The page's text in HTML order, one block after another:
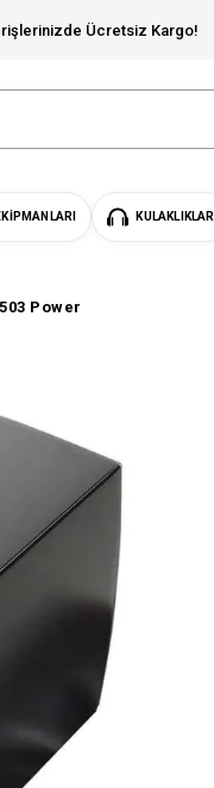
Ücretsiz Kargo!
KULAKLIKLAR
Power